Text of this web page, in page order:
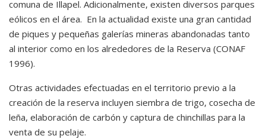
comuna de Illapel. Adicionalmente, existen diversos parques
eólicos en el área. En la actualidad existe una gran cantidad
de piques y pequeñas galerías mineras abandonadas tanto
al interior como en los alrededores de la Reserva (CONAF
1996).
Otras actividades efectuadas en el territorio previo a la
creación de la reserva incluyen siembra de trigo, cosecha de
leña, elaboración de carbón y captura de chinchillas para la
venta de su pelaje.